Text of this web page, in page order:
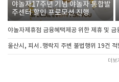
야놀자17주년 기념 야놀자 통합발
주센터 할인 프로모션 진행
야놀자제휴점 금융혜택제공 위한 제휴 및 금
울산시, 피서․행락지 주변 불법행위 19건 적
더보기